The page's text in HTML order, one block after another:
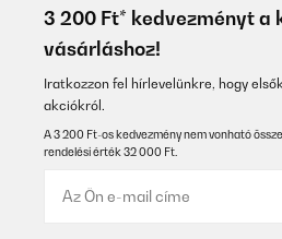
3 200 Ft* kedvezményt a
vásárláshoz!
Iratkozzon fel hírlevelünkre, hogy
akciókról.
A 3 200 Ft-os kedvezmény nem vonható
rendelési érték 32 000 Ft.